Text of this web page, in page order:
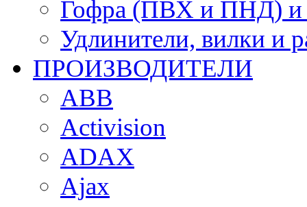
Гофра (ПВХ и ПНД) и
Удлинители, вилки и
ПРОИЗВОДИТЕЛИ
ABB
Activision
ADAX
Ajax